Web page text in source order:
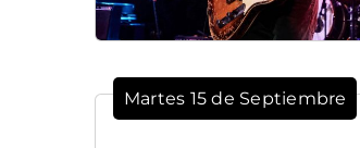
Martes 15 de Septiembre